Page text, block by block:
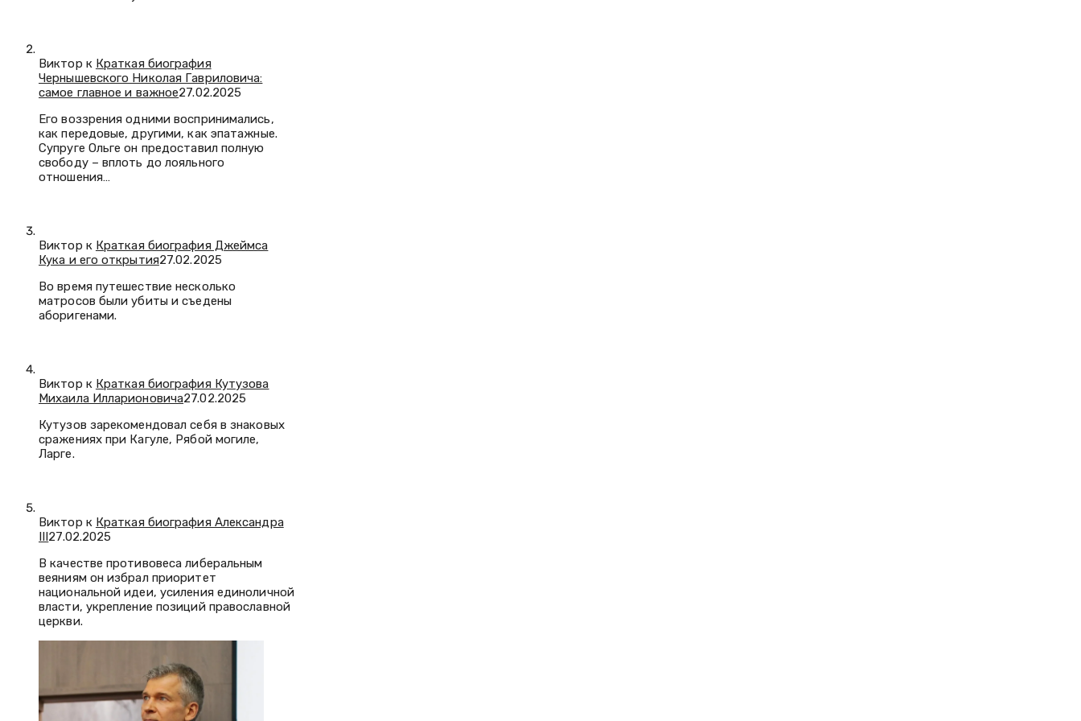
Виктор к Краткая биография
Чернышевского Николая Гавриловича:
самое главное и важное27.02.2025
Его воззрения одними воспринимались,
как передовые, другими, как эпатажные.
Супруге Ольге он предоставил полную
свободу – вплоть до лояльного
отношения…
Виктор к Краткая биография Джеймса
Кука и его открытия27.02.2025
Во время путешествие несколько
матросов были убиты и съедены
аборигенами.
Виктор к Краткая биография Кутузова
Михаила Илларионовича27.02.2025
Кутузов зарекомендовал себя в знаковых
сражениях при Кагуле, Рябой могиле,
Ларге.
Виктор к Краткая биография Александра
III27.02.2025
В качестве противовеса либеральным
веяниям он избрал приоритет
национальной идеи, усиления единоличной
власти, укрепление позиций православной
церкви.